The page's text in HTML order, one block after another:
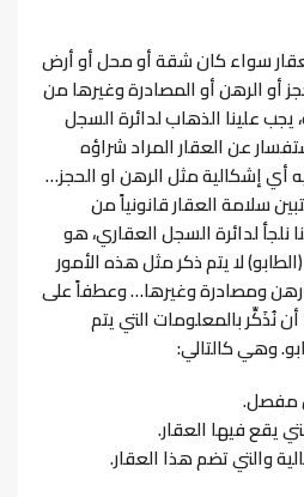
سواء كان شقة أو محل أو أرض
أو الرهن أو المصادرة وغيرها من
يجب علينا الذهاب لدائرة السجل
عن العقار المراد شراؤه
أي إشكالية مثل الرهن او الحجز…
سلامة العقار قانونياً من
نلجأ لدائرة السجل العقاري، هو
لا يتم ذكر مثل هذه الأمور
رهن ومصادرة وغيرها…وعطفاً على
نُذَكِّر بالمعلومات التي يتم
وهي كالتالي:
مفصل.
يقع فيها العقار.
والتي تضم هذا العقار.